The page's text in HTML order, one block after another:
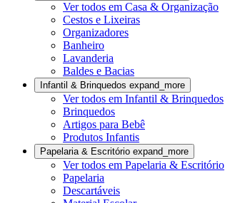
Ver todos em Casa & Organização
Cestos e Lixeiras
Organizadores
Banheiro
Lavanderia
Baldes e Bacias
Infantil & Brinquedos expand_more
Ver todos em Infantil & Brinquedos
Brinquedos
Artigos para Bebê
Produtos Infantis
Papelaria & Escritório expand_more
Ver todos em Papelaria & Escritório
Papelaria
Descartáveis